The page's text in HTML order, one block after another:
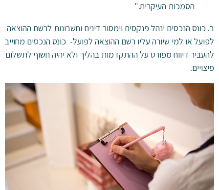
הסמכות העיקרית."
ב. כונס הנכסים ינהל פנקסים וימסור דינים וחשבונות לרשם ההוצאה
לפועל או למי שיורה עליו רשם ההוצאה לפועל- כונס הנכסים מחוייב
להעביר דיווח מפורט על ההתקדמות בהליך ולא יהיה חשוף לתשלום
פיצויים.